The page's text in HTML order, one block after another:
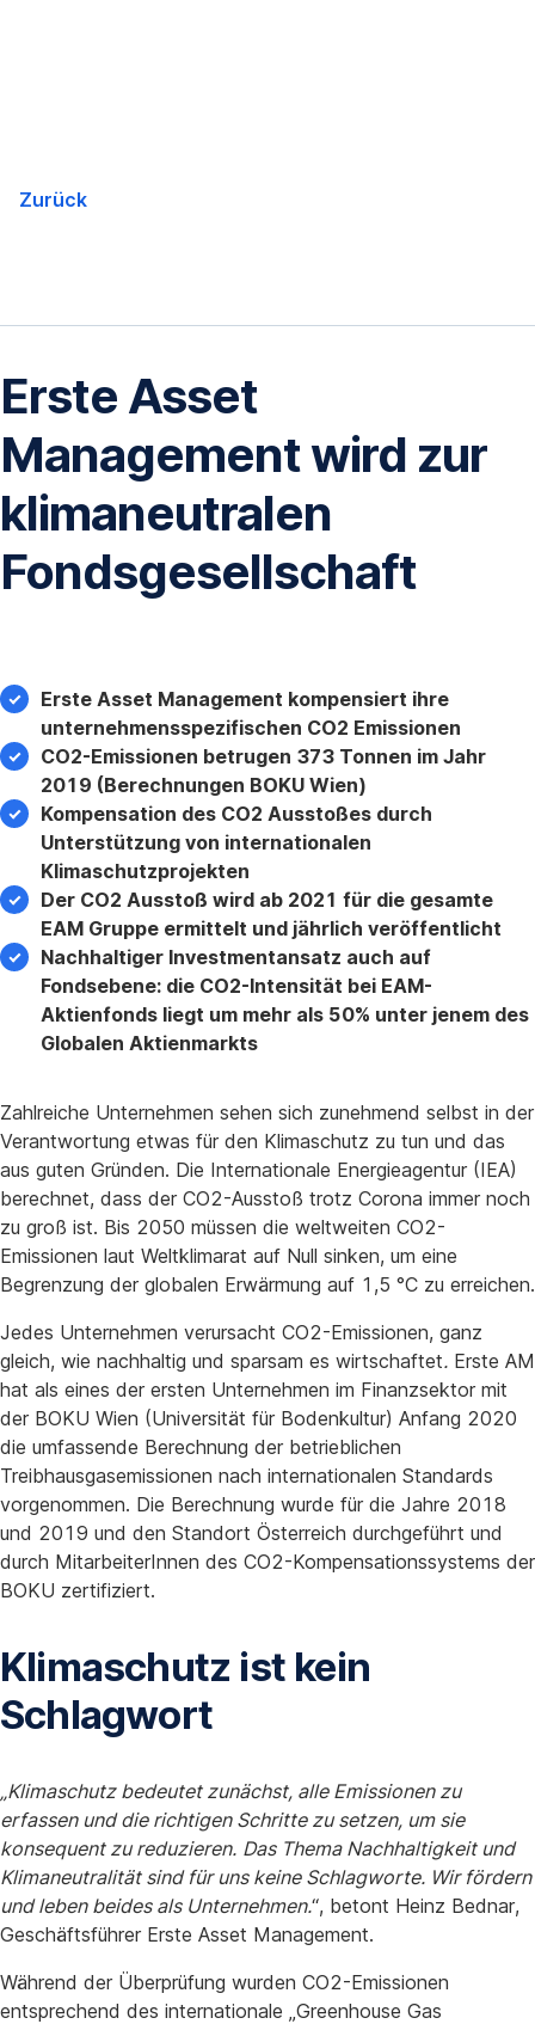
Zurück
Erste Asset
Management wird zur
klimaneutralen
Fondsgesellschaft
Erste Asset Management kompensiert ihre
unternehmensspezifischen CO2 Emissionen
CO2-Emissionen betrugen 373 Tonnen im Jahr
2019 (Berechnungen BOKU Wien)
Kompensation des CO2 Ausstoßes durch
Unterstützung von internationalen
Klimaschutzprojekten
Der CO2 Ausstoß wird ab 2021 für die gesamte
EAM Gruppe ermittelt und jährlich veröffentlicht
Nachhaltiger Investmentansatz auch auf
Fondsebene: die CO2-Intensität bei EAM-
Aktienfonds liegt um mehr als 50% unter jenem des
Globalen Aktienmarkts
Zahlreiche Unternehmen sehen sich zunehmend selbst in der
Verantwortung etwas für den Klimaschutz zu tun und das
aus guten Gründen. Die Internationale Energieagentur (IEA)
berechnet, dass der CO2-Ausstoß trotz Corona immer noch
zu groß ist. Bis 2050 müssen die weltweiten CO2-
Emissionen laut Weltklimarat auf Null sinken, um eine
Begrenzung der globalen Erwärmung auf 1,5 °C zu erreichen.
Jedes Unternehmen verursacht CO2-Emissionen, ganz
gleich, wie nachhaltig und sparsam es wirtschaftet. Erste AM
hat als eines der ersten Unternehmen im Finanzsektor mit
der BOKU Wien (Universität für Bodenkultur) Anfang 2020
die umfassende Berechnung der betrieblichen
Treibhausgasemissionen nach internationalen Standards
vorgenommen. Die Berechnung wurde für die Jahre 2018
und 2019 und den Standort Österreich durchgeführt und
durch MitarbeiterInnen des CO2-Kompensationssystems der
BOKU zertifiziert.
Klimaschutz ist kein
Schlagwort
„Klimaschutz bedeutet zunächst, alle Emissionen zu
erfassen und die richtigen Schritte zu setzen, um sie
konsequent zu reduzieren. Das Thema Nachhaltigkeit und
Klimaneutralität sind für uns keine Schlagworte. Wir fördern
und leben beides als Unternehmen.“, betont Heinz Bednar,
Geschäftsführer Erste Asset Management.
Während der Überprüfung wurden CO2-Emissionen
entsprechend des internationale „Greenhouse Gas